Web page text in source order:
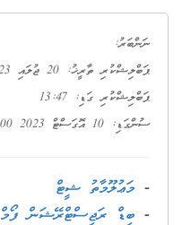
ނަންބަރު:
ޕަބްލިޝްކުރި ތާރީޚު: 20 ޖުލައި 2023
ޕަބްލިޝްކުރި ގަޑި: 13:47
ސުންގަޑި: 10 އޮގަސްޓް 2023 11:00
-މަޢުލޫމާތު ޝީޓް
-ބިޑް ރަޖިސްޓްރޭޝަން ފޯމް